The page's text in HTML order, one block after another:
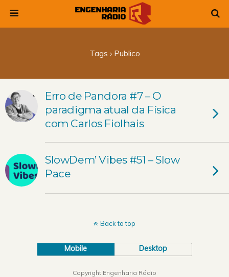
Tags › Publico
Erro de Pandora #7 – O
paradigma atual da Física
com Carlos Fiolhais
SlowDem’ Vibes #51 – Slow
Pace
Back to top
Mobile Desktop
Copyright Engenharia Rádio